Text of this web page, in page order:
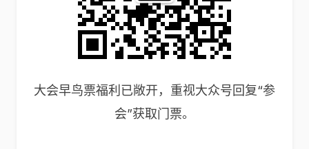
大会早鸟票福利已敞开，重视大众号回复“参
会”获取门票。